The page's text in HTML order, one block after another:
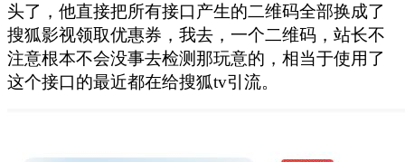
头了，他直接把所有接口产生的二维码全部换成了
搜狐影视领取优惠券，我去，一个二维码，站长不
注意根本不会没事去检测那玩意的，相当于使用了
这个接口的最近都在给搜狐tv引流。